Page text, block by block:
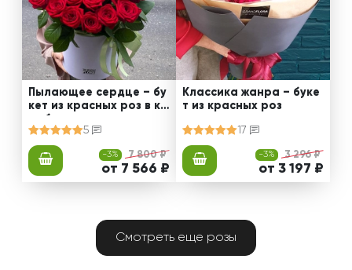
Пылающее сердце – бу
кет из красных роз в ко
робке
5
-3% 7 800 ₽
от 7 566 ₽
Классика жанра – буке
т из красных роз
17
-3% 3 296 ₽
от 3 197 ₽
Смотреть еще розы